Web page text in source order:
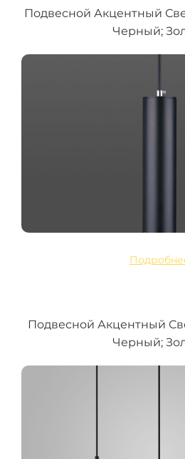
Подвесной Акцентный
Черный;
Подвесной Акцентный
Черный;